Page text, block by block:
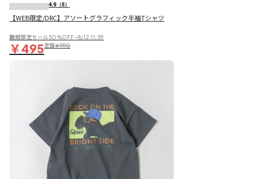
4.9 （8）
【WEB限定/DRC】アソートグラフィック半袖Tシャツ
期間限定セール50％OFF~8/12 11:59
￥495定価￥990